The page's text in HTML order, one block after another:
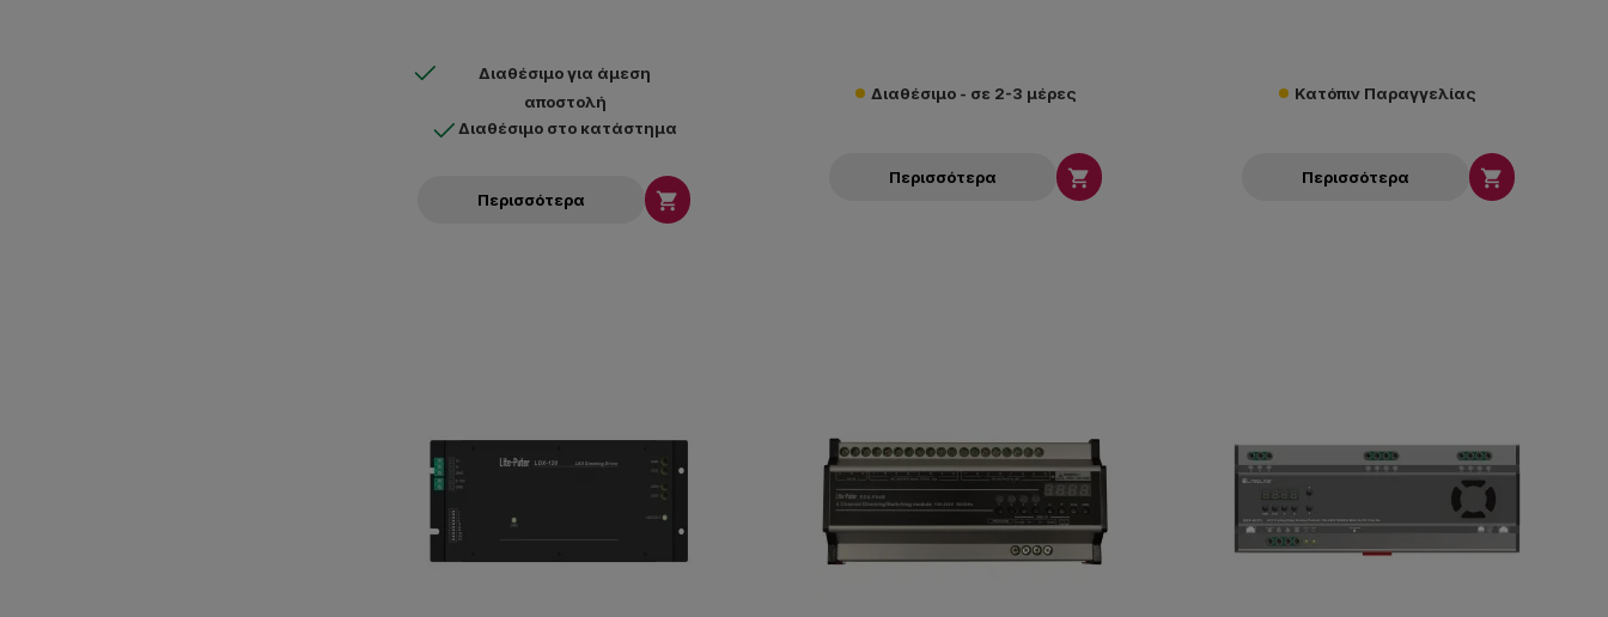
Διαθέσιμο για άμεση
αποστολή
Διαθέσιμο στο κατάστημα
Περισσότερα 
Διαθέσιμο - σε 2-3 μέρες
Περισσότερα 
Κατόπιν Παραγγελίας
Περισσότερα 